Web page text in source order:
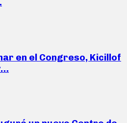
en el Congreso, Kicillof